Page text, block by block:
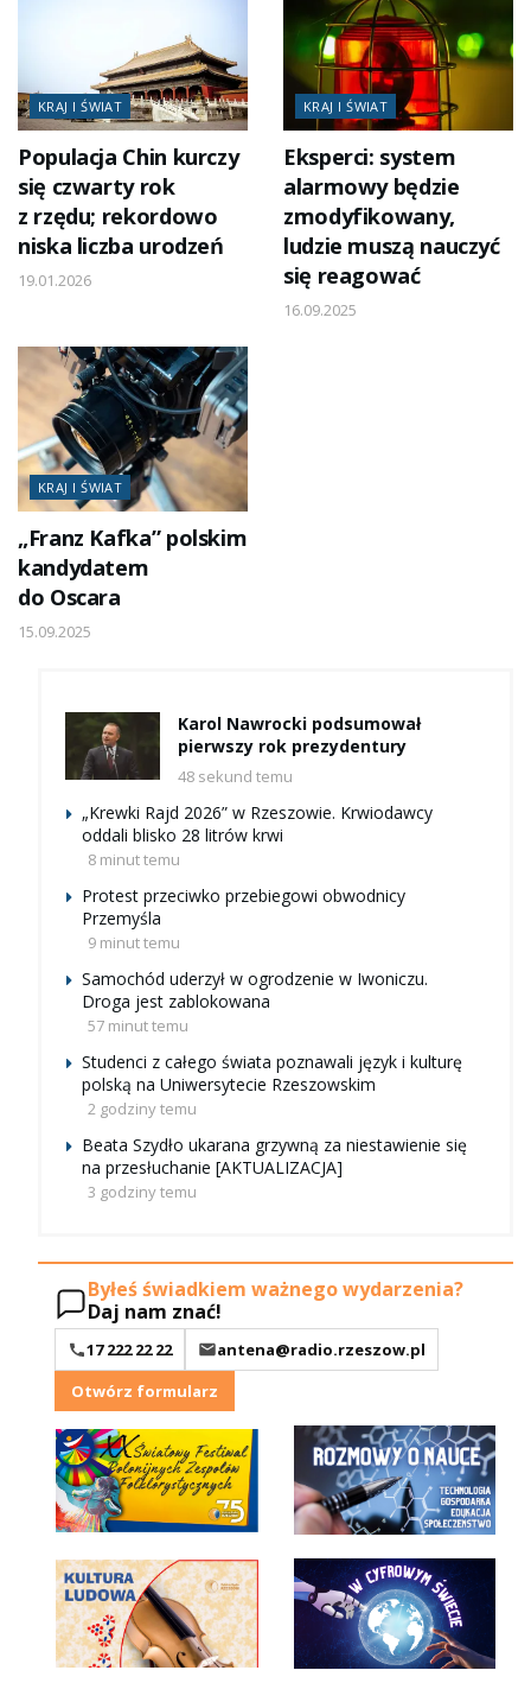
KRAJ I ŚWIAT
Populacja Chin kurczy
się czwarty rok
z rzędu; rekordowo
niska liczba urodzeń
19.01.2026
KRAJ I ŚWIAT
Eksperci: system
alarmowy będzie
zmodyfikowany,
ludzie muszą nauczyć
się reagować
16.09.2025
KRAJ I ŚWIAT
„Franz Kafka” polskim
kandydatem
do Oscara
15.09.2025
Karol Nawrocki podsumował
pierwszy rok prezydentury
48 sekund temu
„Krewki Rajd 2026” w Rzeszowie. Krwiodawcy
oddali blisko 28 litrów krwi
8 minut temu
Protest przeciwko przebiegowi obwodnicy
Przemyśla
9 minut temu
Samochód uderzył w ogrodzenie w Iwoniczu.
Droga jest zablokowana
57 minut temu
Studenci z całego świata poznawali język i kulturę
polską na Uniwersytecie Rzeszowskim
2 godziny temu
Beata Szydło ukarana grzywną za niestawienie się
na przesłuchanie [AKTUALIZACJA]
3 godziny temu
Byłeś świadkiem ważnego wydarzenia?
Daj nam znać!
17 222 22 22
antena@radio.rzeszow.pl
Otwórz formularz